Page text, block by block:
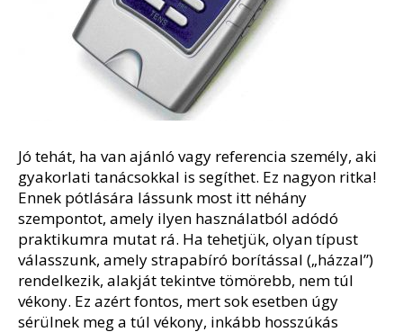
Jó tehát, ha van ajánló vagy referencia személy, aki
gyakorlati tanácsokkal is segíthet. Ez nagyon ritka!
Ennek pótlására lássunk most itt néhány
szempontot, amely ilyen használatból adódó
praktikumra mutat rá. Ha tehetjük, olyan típust
válasszunk, amely strapabíró borítással („házzal”)
rendelkezik, alakját tekintve tömörebb, nem túl
vékony. Ez azért fontos, mert sok esetben úgy
sérülnek meg a túl vékony, inkább hosszúkás